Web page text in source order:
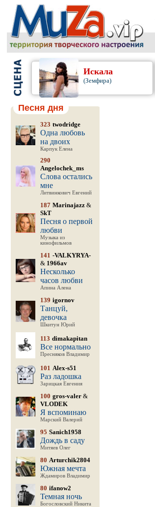
Искала
(Земфира)
Песня дня
323 twodridge
Одна любовь
на двоих
Карпук Елена
290
Angelochek_ms
Слова остались
мне
Литвинкович Евгений
187 Marinajazz&
SkT
Песня о первой
любви
Музыка из
кинофильмов
141 -VALKYRYA-
& 1966av
Несколько
часов любви
Апина Алена
139 igornov
Танцуй,
девочка
Шкитун Юрий
113 dimakapitan
Все нормально
Пресняков Владимир
101 Alex-s51
Раз ладошка
Зарицкая Евгения
100 gros-valer&
VLODEK
Я вспоминаю
Марский Валерий
95 Sanich1958
Дождь в саду
Митяев Олег
80 Arturchik2804
Южная мечта
Ждамиров Владимир
80 ifanow2
Темная ночь
Богословский Никита